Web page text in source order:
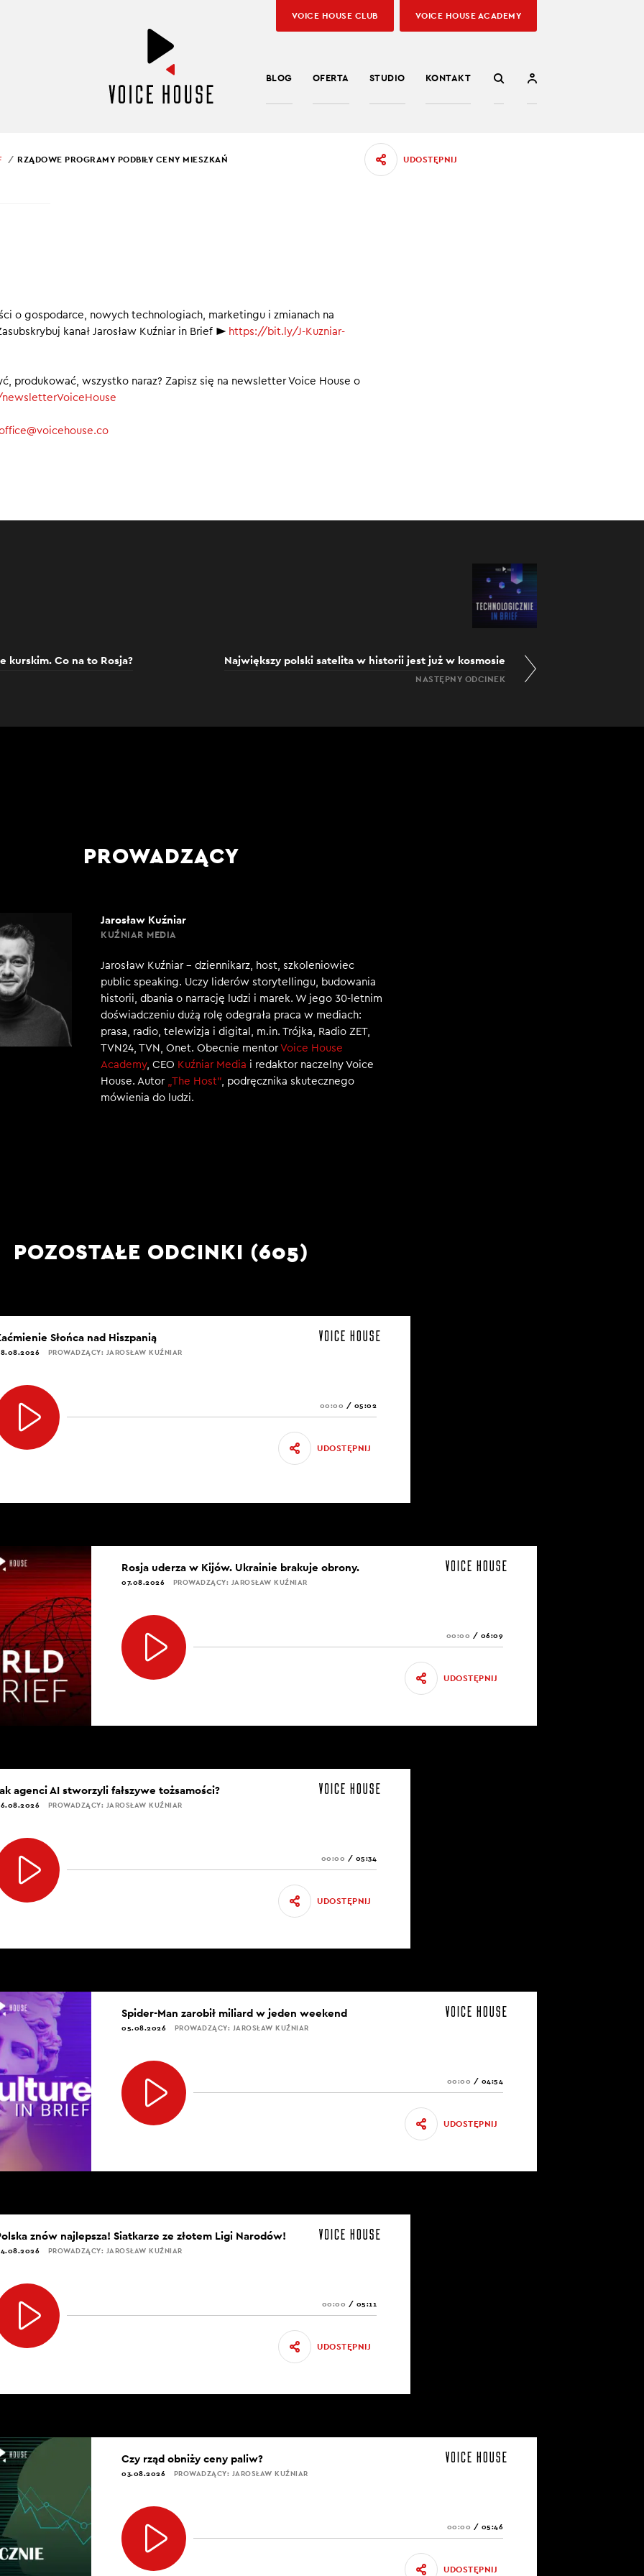
BLOG OFERTA STUDIO KONTAKT
VOICE HOUSE CLUB VOICE HOUSE ACADEMY
kredytu 2 proc. drożały najszybciej od 2007 roku
na temat składek NFZ
RZĄDOWE PROGRAMY PODBIŁY CENY MIESZKAŃ UDOSTĘPNIJ
o gospodarce, nowych technologiach, marketingu i zmianach na
kanał Jarosław Kuźniar in Brief ► https://bit.ly/J-Kuzniar-
produkować, wszystko naraz? Zapisz się na newsletter Voice House o
kurskim. Co na to Rosja? Największy polski satelita w historii jest już w kosmosie
NASTĘPNY ODCINEK
PROWADZĄCY
Jarosław Kuźniar
KUŹNIAR MEDIA
Jarosław Kuźniar – dziennikarz, host, szkoleniowiec
public speaking. Uczy liderów storytellingu, budowania
historii, dbania o narrację ludzi i marek. W jego 30-letnim
doświadczeniu dużą rolę odegrała praca w mediach:
prasa, radio, telewizja i digital, m.in. Trójka, Radio ZET,
TVN24, TVN, Onet. Obecnie mentorVoice House
Academy, CEO Kuźniar Media i redaktor naczelny Voice
House. Autor „The Host”, podręcznika skutecznego
mówienia do ludzi.
POZOSTAŁE ODCINKI (605)
Słońca nad Hiszpanią
PROWADZĄCY: JAROSŁAW KUŹNIAR
00:00 / 05:02
UDOSTĘPNIJ
Rosja uderza w Kijów. Ukrainie brakuje obrony.
07.08.2026 PROWADZĄCY: JAROSŁAW KUŹNIAR
00:00 / 06:09
UDOSTĘPNIJ
agenci AI stworzyli fałszywe tożsamości?
PROWADZĄCY: JAROSŁAW KUŹNIAR
00:00 / 05:34
UDOSTĘPNIJ
Spider-Man zarobił miliard w jeden weekend
05.08.2026 PROWADZĄCY: JAROSŁAW KUŹNIAR
00:00 / 04:54
UDOSTĘPNIJ
znów najlepsza! Siatkarze ze złotem Ligi Narodów!
PROWADZĄCY: JAROSŁAW KUŹNIAR
00:00 / 05:11
UDOSTĘPNIJ
Czy rząd obniży ceny paliw?
03.08.2026 PROWADZĄCY: JAROSŁAW KUŹNIAR
00:00 / 05:46
UDOSTĘPNIJ